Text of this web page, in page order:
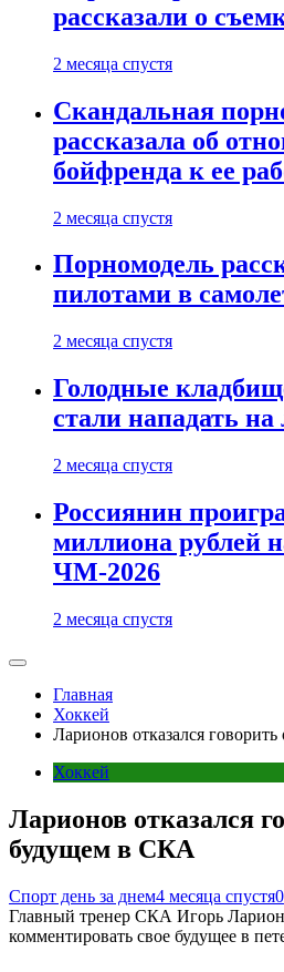
рассказали о
2 месяца спустя
Скандальная
рассказала об
бойфренда к ее
2 месяца спустя
Порномодель
пилотами в
2 месяца спустя
Голодные
стали нападать
2 месяца спустя
Россиянин
миллиона рублей
ЧМ-2026
2 месяца спустя
Главная
Хоккей
Ларионов отказался
Хоккей
Ларионов отказался
будущем в СКА
Спорт день за днем4 месяца спустя0
Главный тренер СКА Игорь
комментировать свое будущее в